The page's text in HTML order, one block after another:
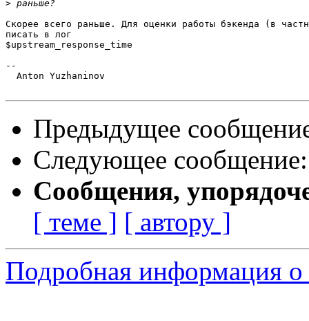
>
Скорее всего раньше. Для оценки работы бэкенда (в
писать в лог
$upstream_response_time
--
  Anton Yuzhaninov
Предыдущее
Следующее
Сообщения,
[ теме ] [ автору ]
Подробная информация